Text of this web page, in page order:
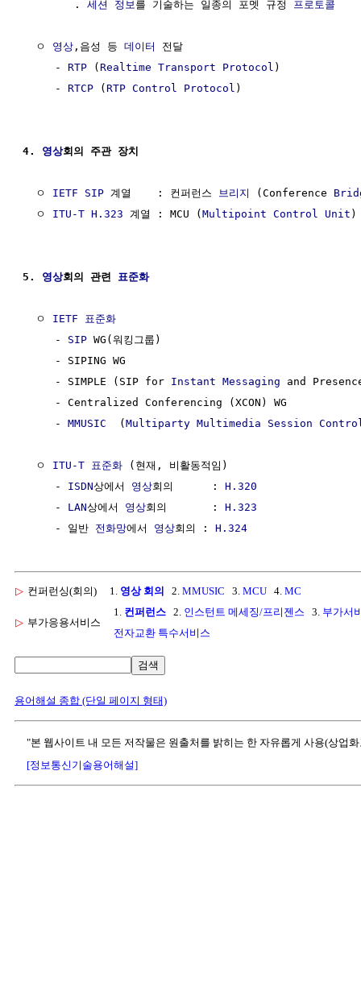
        .
세션 정보 를 기술하는 일종의 포멧 규정 프로토콜
  ㅇ
영상 ,음성 등 데이터
전달
     -
RTP (Realtime Transport Protocol )
     -
RTCP (RTP Control Protocol )
4. 영상회의 주관 장치
  ㅇ
IETF SIP 계열    : 컨퍼런스 브리지 (Conference
  ㅇ
ITU-T H.323 계열 : MCU (Multipoint Control Unit )
5. 영상회의 관련 표준화
  ㅇ
IETF
표준화
     -
SIP WG(워킹그룹)
     - SIPING WG
     - SIMPLE (SIP for
Instant Messaging and
     - Centralized Conferencing (XCON) WG
     -
MMUSIC
  (
Multiparty Multimedia Session
  ㅇ
ITU-T 표준화 (현재, 비활동적임)
     -
ISDN상에서 영상회의      : H.320
     -
LAN상에서 영상회의       : H.323
     - 일반
전화망에서 영상회의 : H.324
▷ 컨퍼런싱(회의) 1. 영상 회의 2. MMUSIC 3. MCU 4. MC
▷ 부가응용서비스
1. 컨퍼런스 2. 인스턴트 메세징/프리젠스 3. 부가서
전자교환 특수서비스
검색
용어해설 종합 (단일 페이지 형태)
"본 웹사이트 내 모든 저작물은 원출처를 밝히는 한 자유롭게 사용(상업
[정보통신기술용어해설]